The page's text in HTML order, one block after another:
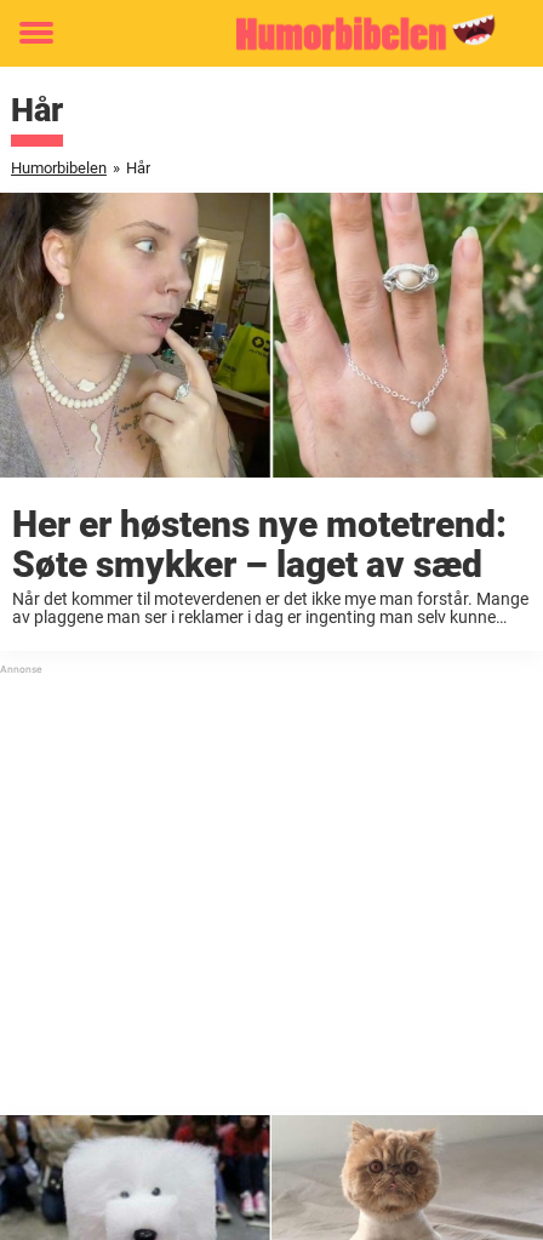
Toggle
Hår
Humorbibelen » Hår
Her er høstens nye motetrend:
Søte smykker – laget av sæd
Når det kommer til moteverdenen er det ikke mye man forstår. Mange
av plaggene man ser i reklamer i dag er ingenting man selv kunne